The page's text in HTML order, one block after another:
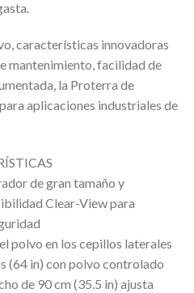
características innovadoras
mantenimiento, facilidad de
la Proterra de
aplicaciones industriales de
de gran tamaño y
Clear-View para
polvo en los cepillos laterales
(64 in) con polvo controlado
de 90 cm (35.5 in) ajusta